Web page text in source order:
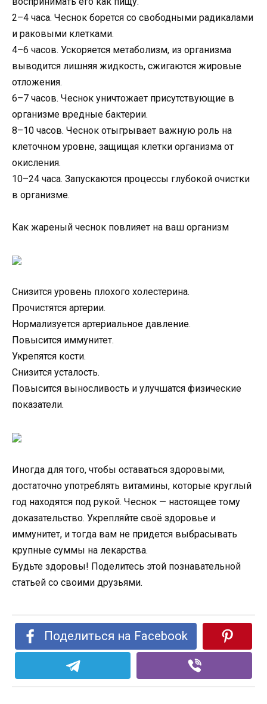
2–4 часа. Чеснок борется со свободными радикалами
и раковыми клетками.
4–6 часов. Ускоряется метаболизм, из организма
выводится лишняя жидкость, сжигаются жировые
отложения.
6–7 часов. Чеснок уничтожает присутствующие в
организме вредные бактерии.
8–10 часов. Чеснок отыгрывает важную роль на
клеточном уровне, защищая клетки организма от
окисления.
10–24 часа. Запускаются процессы глубокой очистки
в организме.
Как жареный чеснок повлияет на ваш организм
Снизится уровень плохого холестерина.
Прочистятся артерии.
Нормализуется артериальное давление.
Повысится иммунитет.
Укрепятся кости.
Снизится усталость.
Повысится выносливость и улучшатся физические
показатели.
Иногда для того, чтобы оставаться здоровыми,
достаточно употреблять витамины, которые круглый
год находятся под рукой. Чеснок — настоящее тому
доказательство. Укрепляйте своё здоровье и
иммунитет, и тогда вам не придется выбрасывать
крупные суммы на лекарства.
Будьте здоровы! Поделитесь этой познавательной
статьей со своими друзьями.
Поделиться на Facebook